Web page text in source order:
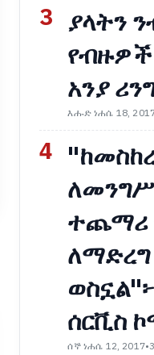
3 ያላትን
አንያ
እሑድ ነሐሴ 18,
4
ተጨማሪ
ሰርቪስ
ሰኞ ነሐሴ 12, 2017•